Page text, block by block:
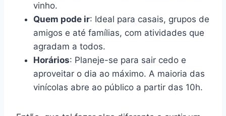
vinho.
Quem pode ir: Ideal para casais, grupos de
amigos e até famílias, com atividades que
agradam a todos.
Horários: Planeje-se para sair cedo e
aproveitar o dia ao máximo. A maioria das
vinícolas abre ao público a partir das 10h.